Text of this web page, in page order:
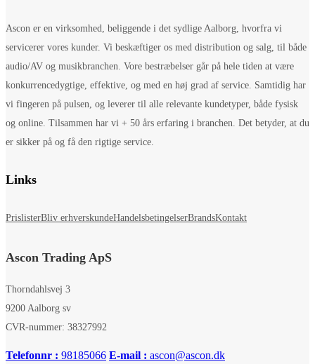
Ascon er en virksomhed, beliggende i det sydlige Aalborg, hvorfra vi
servicerer vores kunder. Vi beskæftiger os med distribution og salg, til både
audio/AV og musikbranchen. Vore bestræbelser går på hele tiden at være
konkurrencedygtige, effektive, og med en høj grad af service. Samtidig har
vi fingeren på pulsen, og leverer til alle relevante kundetyper, både fysisk
og online. Tilsammen har vi + 50 års erfaring i branchen. Det betyder, at du
er sikker på og få den rigtige service.
Links
PrislisterBliv erhverskundeHandelsbetingelserBrandsKontakt
Ascon Trading ApS
Thorndahlsvej 3
9200 Aalborg sv
CVR-nummer: 38327992
Telefonnr : 98185066 E-mail : ascon@ascon.dk